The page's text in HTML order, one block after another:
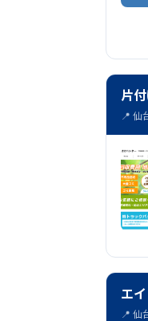
片
📍 仙
エ
📍 仙